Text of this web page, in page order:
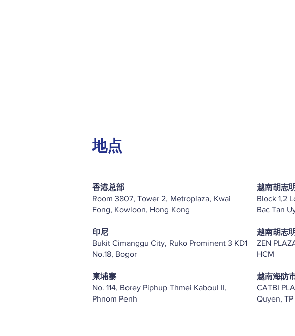
地点
香港总部
Room 3807, Tower 2, Metroplaza, Kwai
Fong, Kowloon, Hong Kong
印尼
Bukit Cimanggu City, Ruko Prominent 3 KD1
No.18, Bogor
柬埔寨
No. 114, Borey Piphup Thmei Kaboul II,
Phnom Penh
越南胡志
Block 1,2
Bac Tan
越南胡志
ZEN
HCM
越南海防
CATBI
Quyen,